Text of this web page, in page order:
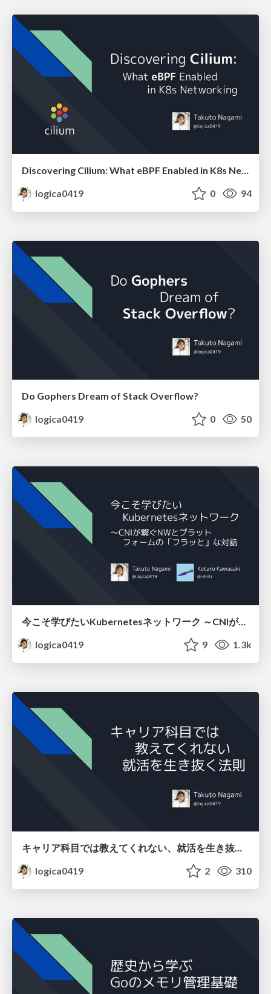
logica0419
0 94
Do Gophers Dream of Stack Overflow?
logica0419
0 50
今こそ学びたいKubernetesネットワーク ～CNIが繋ぐNWとプラットフォームの「フラッと」な対話
logica0419
9 1.3k
キャリア科目では教えてくれない、就活を生き抜く法則
logica0419
2 310